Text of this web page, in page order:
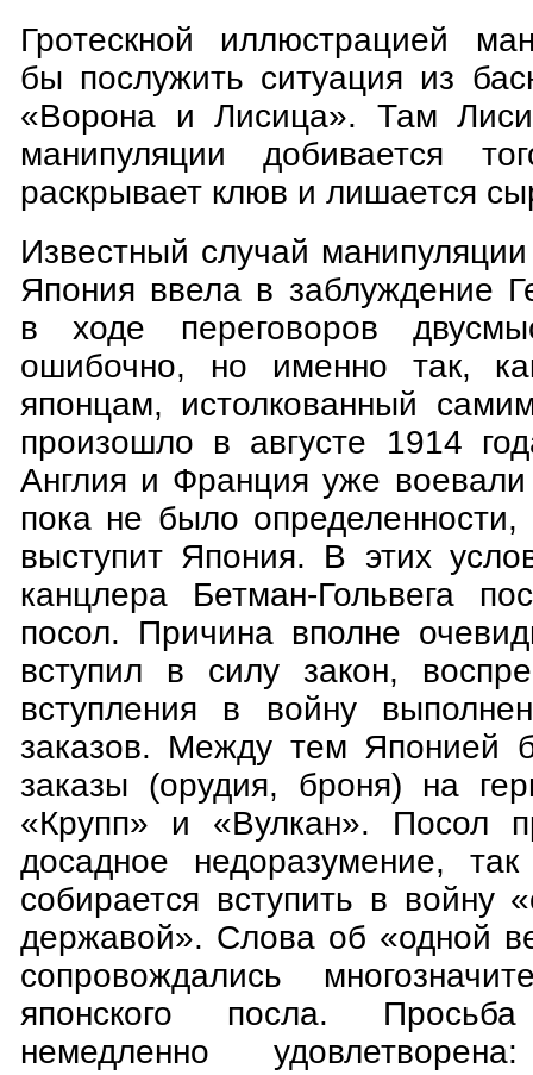
Гротескной иллюстрацией
бы послужить ситуация из
«Ворона и Лисица». Там
манипуляции добивается
раскрывает клюв и лишается
Известный случай
Япония ввела в заблуждение
в ходе переговоров
ошибочно, но именно так,
японцам, истолкованный
произошло в августе 1914
Англия и Франция уже
пока не было
выступит Япония. В этих
канцлера Бетман-Гольвега
посол. Причина вполне
вступил в силу закон,
вступления в войну
заказов. Между тем Японией
заказы (орудия, броня) на
«Крупп» и «Вулкан». Посол
досадное недоразумение,
собирается вступить в войну
державой». Слова об «одной
сопровождались
японского посла.
немедленно